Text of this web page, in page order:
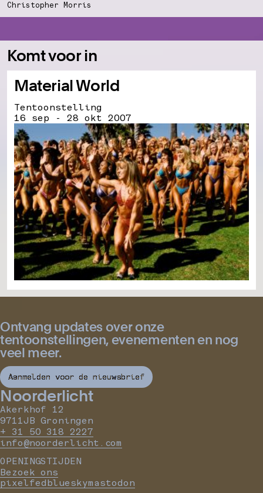
Christopher Morris
Komt voor in
Material World
Tentoonstelling
16 sep - 28 okt 2007
Ontvang updates over onze
tentoonstellingen, evenementen en nog
veel meer.
Aanmelden voor de nieuwsbrief
Noorderlicht
Akerkhof 12
9711JB Groningen
+ 31 50 318 2227
info@noorderlicht.com
OPENINGSTIJDEN
Bezoek ons
pixelfedblueskymastodon